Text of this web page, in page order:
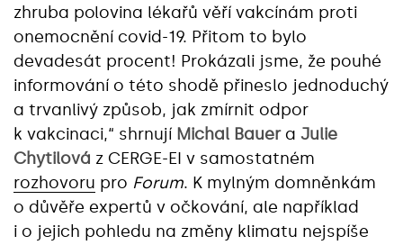
zhruba polovina lékařů věří vakcínám proti
onemocnění covid-19. Přitom to bylo
devadesát procent! Prokázali jsme, že pouhé
informování o této shodě přineslo jednoduchý
a trvanlivý způsob, jak zmírnit odpor
k vakcinaci,“ shrnují Michal Bauera Julie
Chytilová z CERGE-EI v samostatném
rozhovoru pro Forum. K mylným domněnkám
o důvěře expertů v očkování, ale například
i o jejich pohledu na změny klimatu nejspíše